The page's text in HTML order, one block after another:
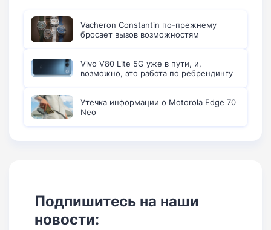
Vacheron Constantin по-прежнему
бросает вызов возможностям
Vivo V80 Lite 5G уже в пути, и,
возможно, это работа по ребрендингу
Утечка информации о Motorola Edge 70
Neo
Подпишитесь на наши
новости: